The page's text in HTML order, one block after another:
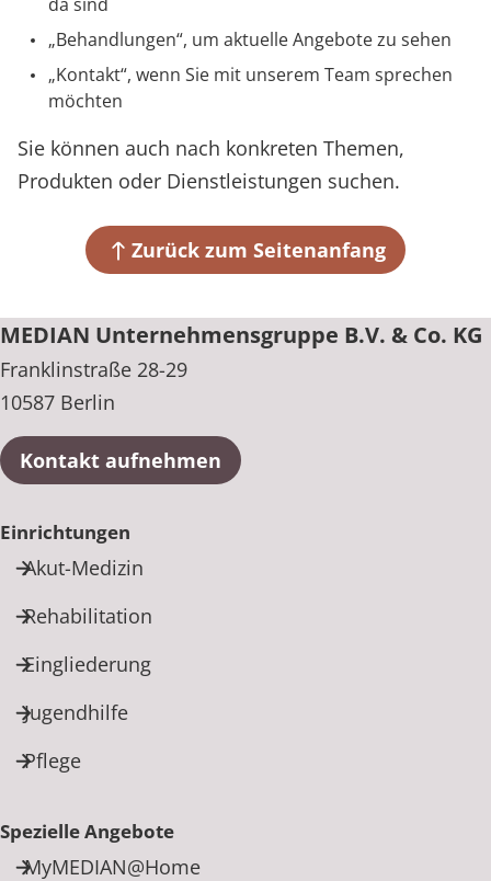
Kinder-und Jugendreha
Gastroenterologie
Geriatrie
Gynäkologie
HTS & Cochlea
Long Covid
Pneumologie
Rheumatologie
Prävention
Nachsorge
Energiepolitik
Publikationsdatenbank
Kosten & Kostenträger
Zuzahlung & Befreiung
Reha Checkliste
Über MEDIAN
Kooperationen
Presse
Blog
Karriere
Behandlungen , um aktuelle Angebote zu sehen
Kontakt , wenn Sie mit unserem Team sprechen
möchten
Sie können auch nach konkreten Themen,
Produkten oder Dienstleistungen suchen.
Zurück zum Seitenanfang
MEDIAN Unternehmensgruppe B.V. & Co. KG
Franklinstraße 28-29
10587 Berlin
Kontakt aufnehmen
Einrichtungen
Akut-Medizin
Rehabilitation
Eingliederung
Jugendhilfe
Pflege
Spezielle Angebote
MyMEDIAN@Home